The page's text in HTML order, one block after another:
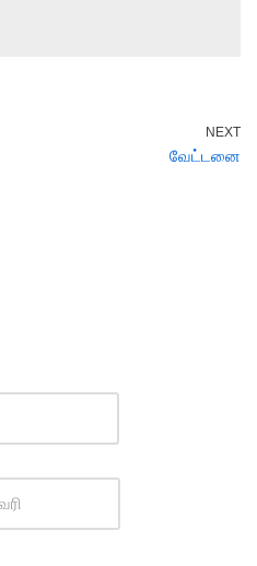
NEXT
வேட்டனை